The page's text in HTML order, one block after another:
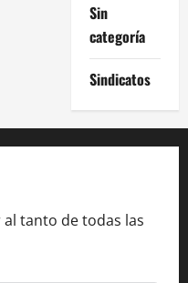
Sin
categoría
Sindicatos
tanto de todas las